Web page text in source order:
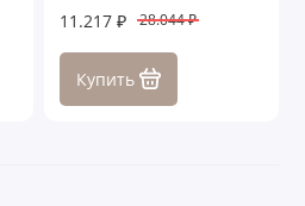
11.217 ₽ 28.044 ₽
Купить